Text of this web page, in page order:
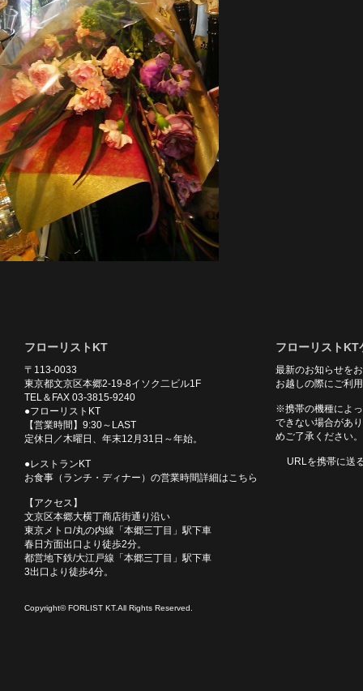
フローリストKT
〒113-0033
東京都文京区本郷2-19-8イソク二ビル1F
TEL＆FAX 03-3815-9240
●フローリストKT
【営業時間】9:30～LAST
定休日／木曜日、年末12月31日～年始。
●レストランKT
お食事（ランチ・ディナー）の営業時間詳細はこちら
【アクセス】
文京区本郷大横丁商店街通り沿い
東京メトロ/丸の内線「本郷三丁目」駅下車
春日方面出口より徒歩2分。
都営地下鉄/大江戸線「本郷三丁目」駅下車
3出口より徒歩4分。
フローリストKT
最新のお知らせを
お越しの際にご利
※携帯の機種によ
できない場合があ
めご了承ください。
URLを携帯に送
Copyright© FORLIST KT.All Rights Reserved.